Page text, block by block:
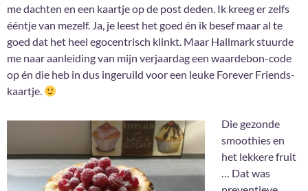
me dachten en een kaartje op de post deden. Ik kreeg er zelfs
ééntje van mezelf. Ja, je leest het goed én ik besef maar al te
goed dat het heel egocentrisch klinkt. Maar Hallmark stuurde
me naar aanleiding van mijn verjaardag een waardebon-code
op én die heb in dus ingeruild voor een leuke Forever Friends-
kaartje.
Die gezonde
smoothies en
het lekkere fruit
… Dat was